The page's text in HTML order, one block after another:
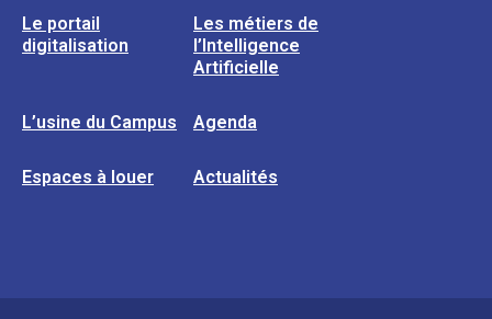
Le portail
digitalisation
Les métiers de
l’Intelligence
Artificielle
L’usine du Campus Agenda
Espaces à louer Actualités